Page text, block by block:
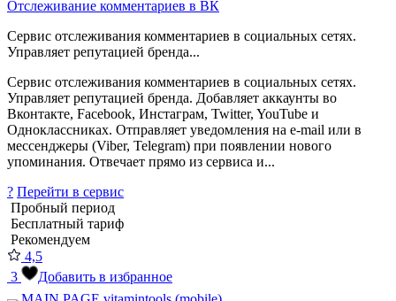
Отслеживание комментариев в ВК
Сервис отслеживания комментариев в социальных сетях.
Управляет репутацией бренда...
Сервис отслеживания комментариев в социальных сетях.
Управляет репутацией бренда. Добавляет аккаунты во
Вконтакте, Facebook, Инстаграм, Twitter, YouTube и
Одноклассниках. Отправляет уведомления на e-mail или в
мессенджеры (Viber, Telegram) при появлении нового
упоминания. Отвечает прямо из сервиса и...
? Перейти в сервис
Пробный период
Бесплатный тариф
Рекомендуем
4,5
3
Добавить в избранное